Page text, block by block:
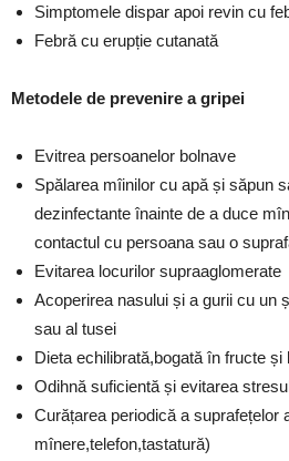
Simptomele dispar apoi revin cu
Febră cu erupție cutanată
Metodele de prevenire a gripei
Evitrea persoanelor bolnave
Spălarea mîinilor cu apă și săpun
dezinfectante înainte de a duce
contactul cu persoana sau o
Evitarea locurilor supraaglomerate
Acoperirea nasului și a gurii cu un
sau al tusei
Dieta echilibrată,bogată în fructe și
Odihnă suficientă și evitarea
Curățarea periodică a suprafețelor
mînere,telefon,tastatură)